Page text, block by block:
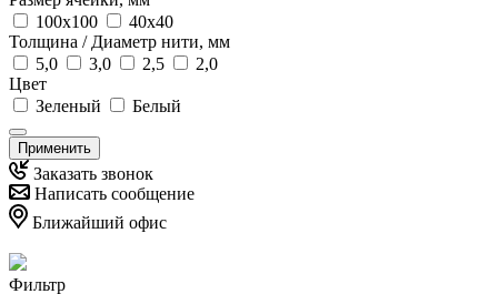
100х100
40х40
Толщина / Диаметр нити, мм
5,0
3,0 2,5
2,0
Цвет
Зеленый
Белый
Применить
Заказать звонок
Написать сообщение
Ближайший офис
Фильтр